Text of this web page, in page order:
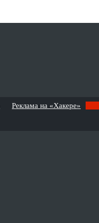
Реклама на «Хакере»